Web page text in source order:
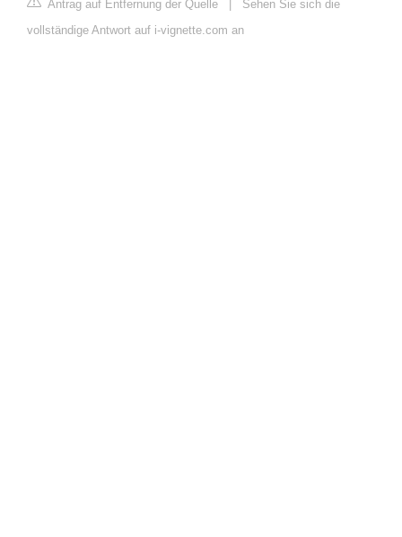
Antrag auf Entfernung der Quelle | Sehen Sie sich die
vollständige Antwort auf i-vignette.com an